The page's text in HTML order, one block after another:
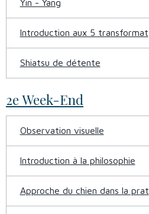
Yin - Yang
Introduction aux 5 transformat
Shiatsu de détente
2e Week-End
Observation visuelle
Introduction à la philosophie
Approche du chien dans la prat